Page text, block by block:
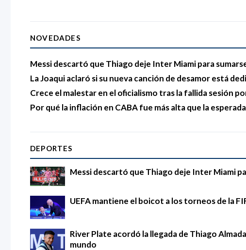
NOVEDADES
Messi descartó que Thiago deje Inter Miami para
La Joaqui aclaró si su nueva canción de desamor está
Crece el malestar en el oficialismo tras la fallida sesión
Por qué la inflación en CABA fue más alta que la
DEPORTES
Messi descartó que Thiago deje Inter Miami
UEFA mantiene el boicot a los torneos de la
River Plate acordó la llegada de Thiago
mundo